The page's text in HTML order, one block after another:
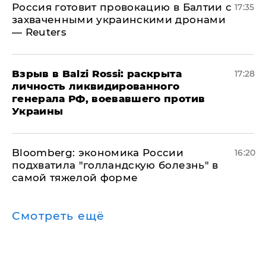
​Россия готовит провокацию в Балтии с
захваченными украинскими дронами
— Reuters
17:35
​Взрыв в Balzi Rossi: раскрыта
личность ликвидированного
генерала РФ, воевавшего против
Украины
17:28
Bloomberg: экономика России
подхватила "голландскую болезнь" в
самой тяжелой форме
16:20
Смотреть ещё